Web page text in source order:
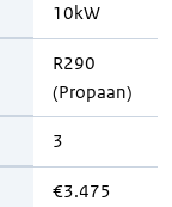
10kW
R290
(Propaan)
3
€3.475